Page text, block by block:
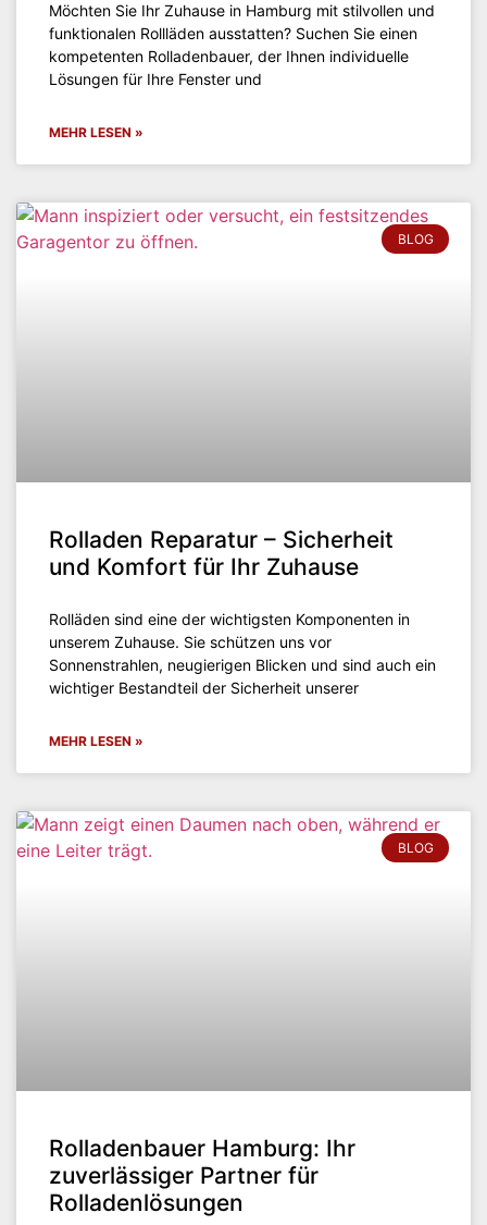
Möchten Sie Ihr Zuhause in Hamburg mit stilvollen und
funktionalen Rollläden ausstatten? Suchen Sie einen
kompetenten Rolladenbauer, der Ihnen individuelle
Lösungen für Ihre Fenster und
MEHR LESEN »
BLOG
Rolladen Reparatur – Sicherheit
und Komfort für Ihr Zuhause
Rolläden sind eine der wichtigsten Komponenten in
unserem Zuhause. Sie schützen uns vor
Sonnenstrahlen, neugierigen Blicken und sind auch ein
wichtiger Bestandteil der Sicherheit unserer
MEHR LESEN »
BLOG
Rolladenbauer Hamburg: Ihr
zuverlässiger Partner für
Rolladenlösungen